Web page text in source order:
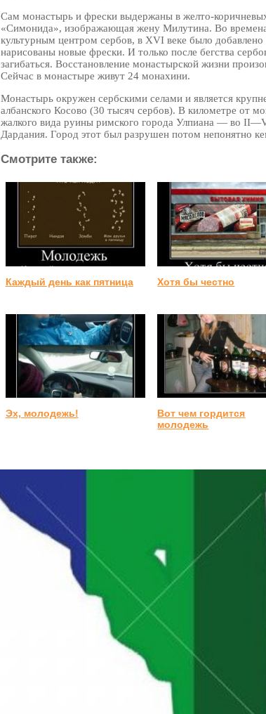
Сам монастырь и фрески выдержаны в желто-
«Симонида», изображающая жену Милутина. Во времена
культурным центром сербов, в XVI веке было добавлено
нарисованы новые фрески. И только после бегства
загибаться. Восстановление монастырской жизни
Сейчас в монастыре живут 24 монахини.
Монастырь окружен сербскими селами и является
албанского Косово (30 тысяч сербов). В километре от
жалкого вида руины римского города Улпиана — во
Дардания. Город этот был разрушен потом непонятно
Смотрите также:
Каждый день как пятница Хотя бы честно
Эх, молодежь!
Вот чем гордится
молодежь